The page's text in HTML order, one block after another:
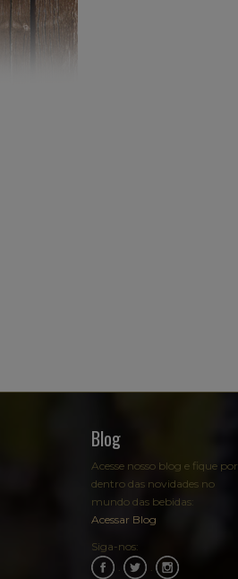
Blog
Acesse nosso blog e fique por
dentro das novidades no
mundo das bebidas:
Acessar Blog
Siga-nos: